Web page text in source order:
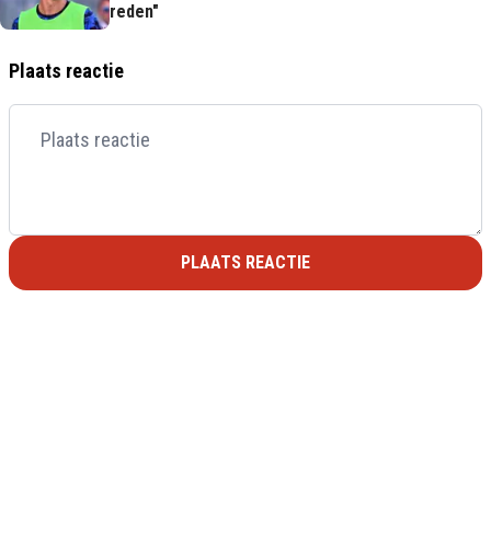
reden"
Plaats reactie
PLAATS REACTIE